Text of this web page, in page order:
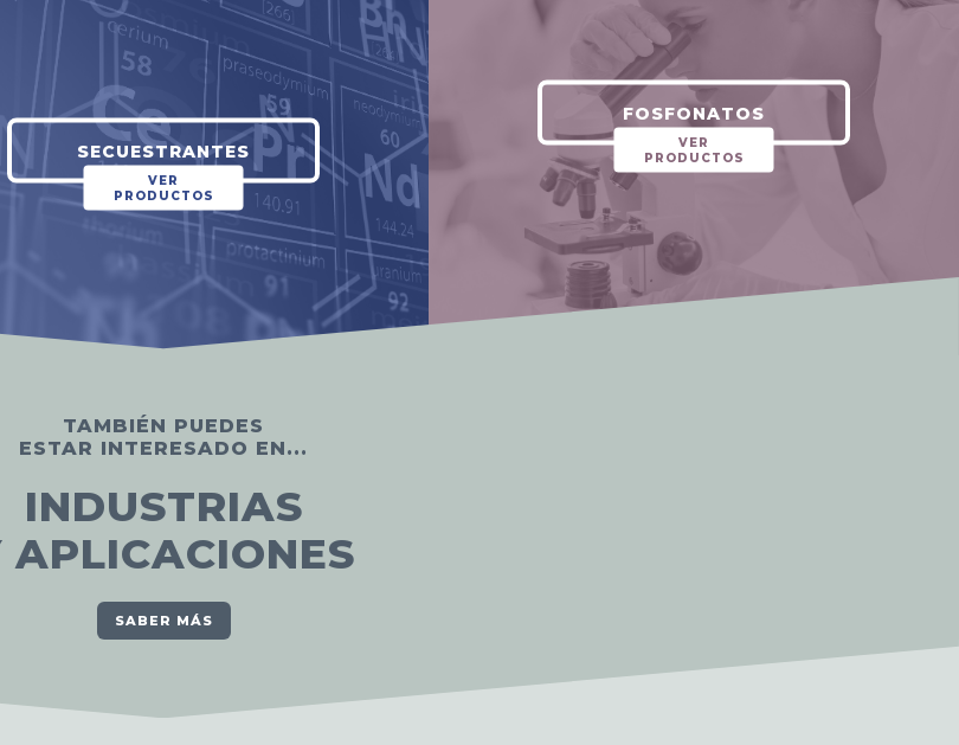
SECUESTRANTES
VER
PRODUCTOS
FOSFONATOS
VER
PRODUCTOS
TAMBIÉN PUEDES
ESTAR INTERESADO EN...
INDUSTRIAS
APLICACIONES
SABER MÁS